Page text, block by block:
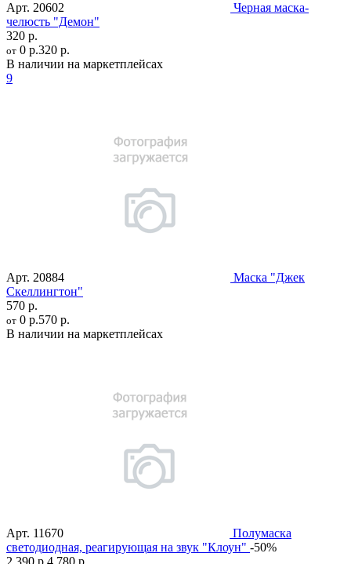
Арт. 20602
Черная маска-
челюсть "Демон"
320 р.
от 0 р.320 р.
В наличии на маркетплейсах
9
Арт. 20884
Маска "Джек
Скеллингтон"
570 р.
от 0 р.570 р.
В наличии на маркетплейсах
Арт. 11670
Полумаска
светодиодная, реагирующая на звук "Клоун" -50%